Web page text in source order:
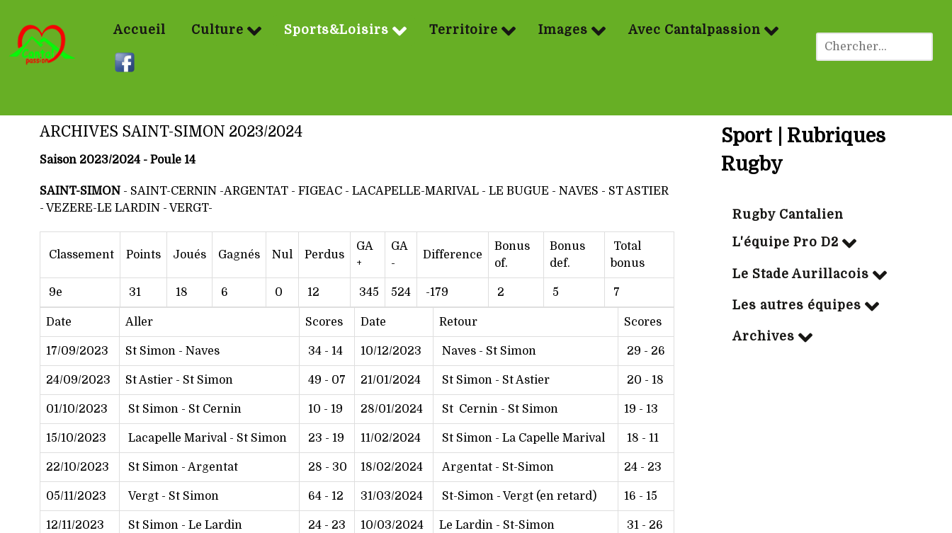
Accueil Culture Sports&Loisirs Territoire Images Avec Cantalpassion
ARCHIVES SAINT-SIMON 2023/2024
Saison 2023/2024 - Poule 14
SAINT-SIMON - SAINT-CERNIN -ARGENTAT - FIGEAC - LACAPELLE-MARIVAL - LE BUGUE - NAVES - ST ASTIER
- VEZERE-LE LARDIN - VERGT-
Classement Points Joués Gagnés Nul Perdus
GA
+
GA
-
Difference
Bonus
of.
Bonus
def.
Total
bonus
9e 31 18 6 0 12 345 524 -179 2 5 7
Date Aller Scores Date Retour Scores
17/09/2023 St Simon - Naves 34 - 14 10/12/2023 Naves - St Simon 29 - 26
24/09/2023 St Astier - St Simon 49 - 07 21/01/2024 St Simon - St Astier 20 - 18
01/10/2023 St Simon - St Cernin 10 - 19 28/01/2024 St Cernin - St Simon 19 - 13
15/10/2023 Lacapelle Marival - St Simon 23 - 19 11/02/2024 St Simon - La Capelle Marival 18 - 11
22/10/2023 St Simon - Argentat 28 - 30 18/02/2024 Argentat - St-Simon 24 - 23
05/11/2023 Vergt - St Simon 64 - 12 31/03/2024 St-Simon - Vergt (en retard) 16 - 15
12/11/2023 St Simon - Le Lardin 24 - 23 10/03/2024 Le Lardin - St-Simon 31 - 26
Sport | Rubriques
Rugby
Rugby Cantalien
L'équipe Pro D2
Le Stade Aurillacois
Les autres équipes
Archives